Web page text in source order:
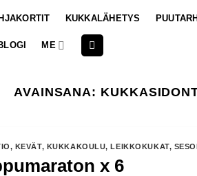
KUKKALÄHETYS
ME
AVAINSANA:
, KEVÄT, KUKKAKOULU,LEIKKOKUKAT,
x 6